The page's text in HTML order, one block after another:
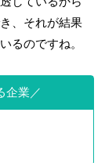
、それが結果
るのですね。
企業